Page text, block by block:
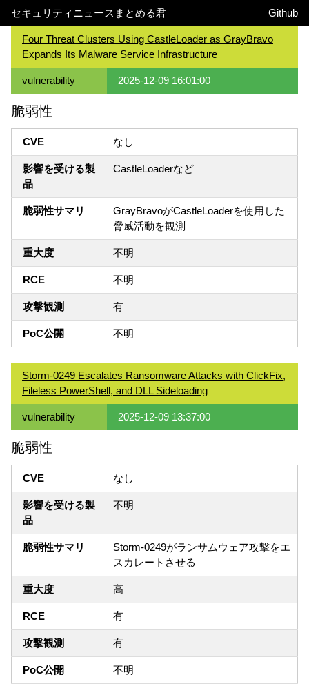
セキュリティニュースまとめる君 Github
Four Threat Clusters Using CastleLoader as GrayBravo
Expands Its Malware Service Infrastructure
vulnerability 2025-12-09 16:01:00
脆弱性
CVE なし
影響を受ける製
品
CastleLoaderなど
脆弱性サマリ
GrayBravoがCastleLoaderを使用した
脅威活動を観測
重大度 不明
RCE 不明
攻撃観測 有
PoC公開 不明
Storm-0249 Escalates Ransomware Attacks with ClickFix,
Fileless PowerShell, and DLL Sideloading
vulnerability 2025-12-09 13:37:00
脆弱性
CVE なし
影響を受ける製
品
不明
脆弱性サマリ
Storm-0249がランサムウェア攻撃をエ
スカレートさせる
重大度 高
RCE 有
攻撃観測 有
PoC公開 不明